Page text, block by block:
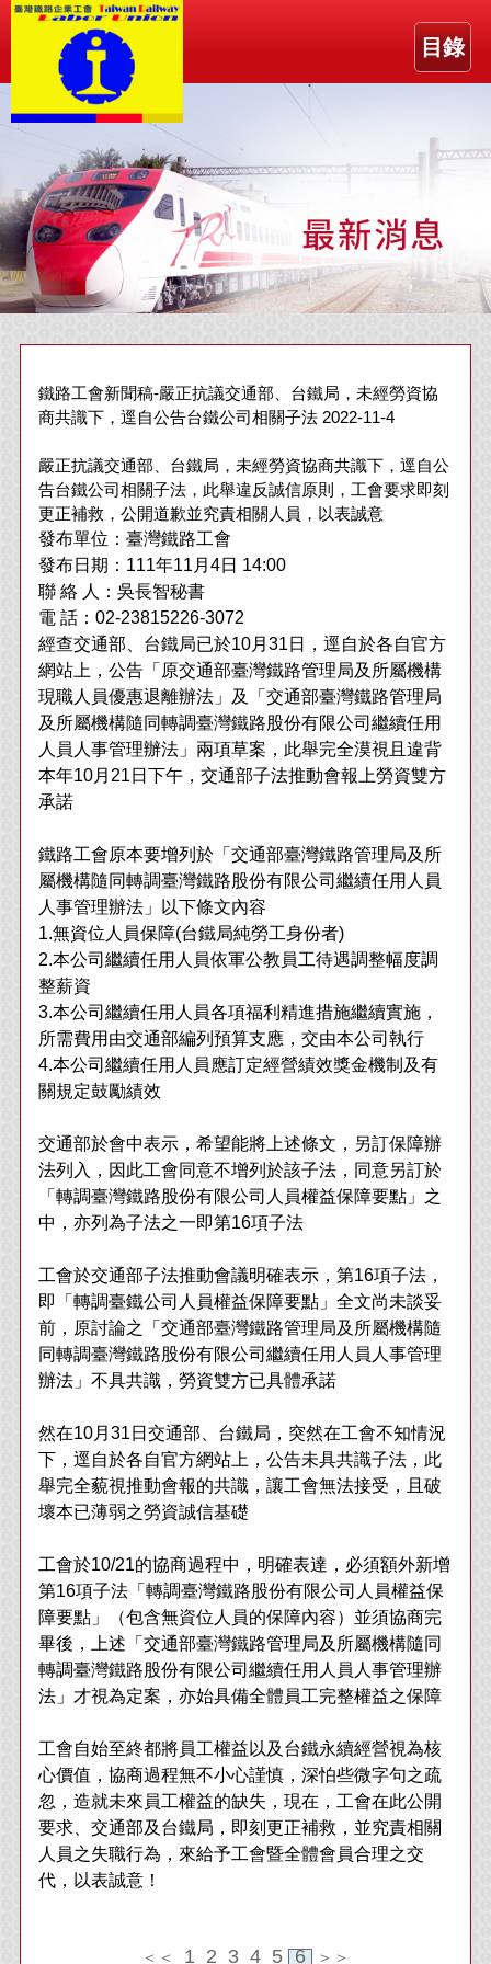
目錄
鐵路工會新聞稿-嚴正抗議交通部、台鐵局，未經勞資協
商共識下，逕自公告台鐵公司相關子法 2022-11-4
嚴正抗議交通部、台鐵局，未經勞資協商共識下，逕自公
告台鐵公司相關子法，此舉違反誠信原則，工會要求即刻
更正補救，公開道歉並究責相關人員，以表誠意
發布單位：臺灣鐵路工會
發布日期：111年11月4日 14:00
聯 絡 人：吳長智秘書
電 話：02-23815226-3072
經查交通部、台鐵局已於10月31日，逕自於各自官方
網站上，公告「原交通部臺灣鐵路管理局及所屬機構
現職人員優惠退離辦法」及「交通部臺灣鐵路管理局
及所屬機構隨同轉調臺灣鐵路股份有限公司繼續任用
人員人事管理辦法」兩項草案，此舉完全漠視且違背
本年10月21日下午，交通部子法推動會報上勞資雙方
承諾
鐵路工會原本要增列於「交通部臺灣鐵路管理局及所
屬機構隨同轉調臺灣鐵路股份有限公司繼續任用人員
人事管理辦法」以下條文內容
1.無資位人員保障(台鐵局純勞工身份者)
2.本公司繼續任用人員依軍公教員工待遇調整幅度調
整薪資
3.本公司繼續任用人員各項福利精進措施繼續實施，
所需費用由交通部編列預算支應，交由本公司執行
4.本公司繼續任用人員應訂定經營績效獎金機制及有
關規定鼓勵績效
交通部於會中表示，希望能將上述條文，另訂保障辦
法列入，因此工會同意不增列於該子法，同意另訂於
「轉調臺灣鐵路股份有限公司人員權益保障要點」之
中，亦列為子法之一即第16項子法
工會於交通部子法推動會議明確表示，第16項子法，
即「轉調臺鐵公司人員權益保障要點」全文尚未談妥
前，原討論之「交通部臺灣鐵路管理局及所屬機構隨
同轉調臺灣鐵路股份有限公司繼續任用人員人事管理
辦法」不具共識，勞資雙方已具體承諾
然在10月31日交通部、台鐵局，突然在工會不知情況
下，逕自於各自官方網站上，公告未具共識子法，此
舉完全藐視推動會報的共識，讓工會無法接受，且破
壞本已薄弱之勞資誠信基礎
工會於10/21的協商過程中，明確表達，必須額外新增
第16項子法「轉調臺灣鐵路股份有限公司人員權益保
障要點」（包含無資位人員的保障內容）並須協商完
畢後，上述「交通部臺灣鐵路管理局及所屬機構隨同
轉調臺灣鐵路股份有限公司繼續任用人員人事管理辦
法」才視為定案，亦始具備全體員工完整權益之保障
工會自始至終都將員工權益以及台鐵永續經營視為核
心價值，協商過程無不小心謹慎，深怕些微字句之疏
忽，造就未來員工權益的缺失，現在，工會在此公開
要求、交通部及台鐵局，即刻更正補救，並究責相關
人員之失職行為，來給予工會暨全體會員合理之交
代，以表誠意！
＜＜ 1 2 3 4 5 6 ＞＞